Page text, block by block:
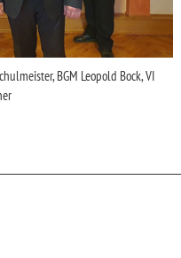
BGM Leopold Bock, VI